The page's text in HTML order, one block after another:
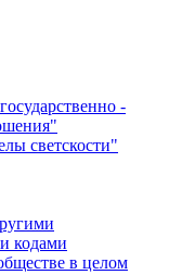
-
светскости"
кодами
в целом